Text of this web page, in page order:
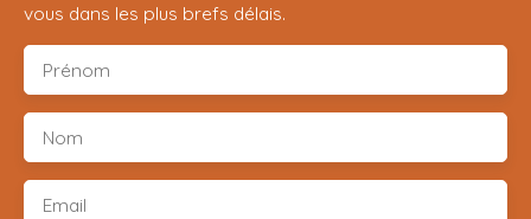
vous dans les plus brefs délais.
Prénom
Nom
Email